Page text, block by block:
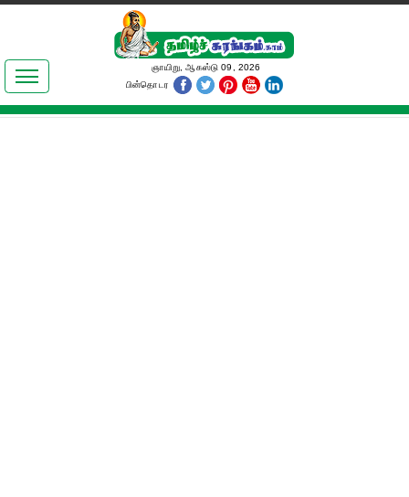
இலக்கியங்கள்
தமிழ் உலகம்
ஞாயிறு, ஆகஸ்டு 09, 2026
பின்தொடர